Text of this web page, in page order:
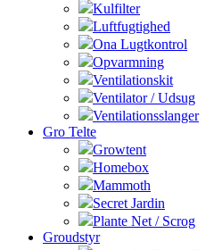
Kulfilter
Luftfugtighed
Ona Lugtkontrol
Opvarmning
Ventilationskit
Ventilator / Udsug
Ventilationsslanger
Gro Telte
Growtent
Homebox
Mammoth
Secret Jardin
Plante Net / Scrog
Groudstyr